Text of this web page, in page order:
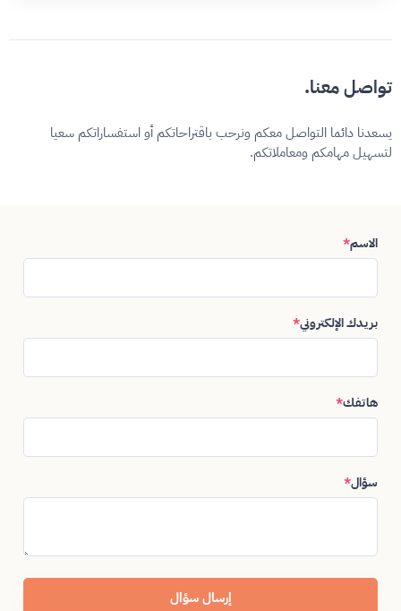
تواصل معنا.
يسعدنا دائما التواصل معكم ونرحب باقتراحاتكم أو استفساراتكم سعيا
لتسهيل مهامكم ومعاملاتكم.
الاسم*
بريدك الإلكتروني*
هاتفك*
سؤال*
إرسال سؤال